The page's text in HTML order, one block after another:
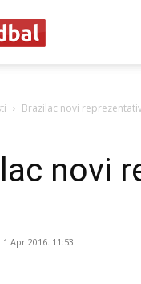
Brazilac novi
novi
1 Apr 2016. 11:53